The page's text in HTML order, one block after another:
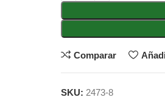
Comparar
SKU: 2473-8